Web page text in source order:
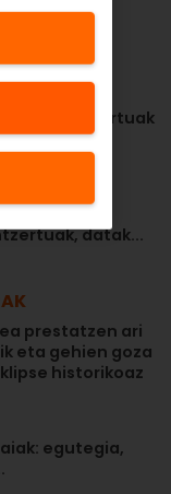
Aste
eta kontzertuak
datak...
prestatzen ari
eta gehien goza
historikoaz
egutegia,